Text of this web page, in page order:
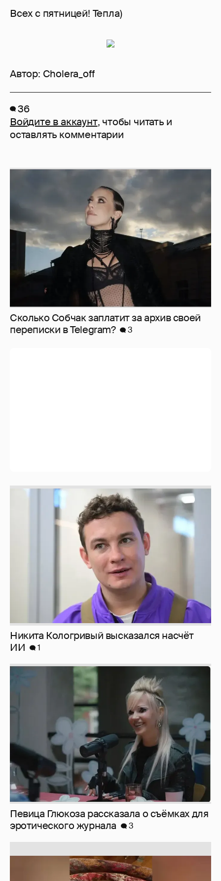
Всех с пятницей! Тепла)
Автор: Cholera_off
36
Войдите в аккаунт, чтобы читать и
оставлять комментарии
Сколько Собчак заплатит за архив своей
перeписки в Telegram?
3
Никита Кологривый высказался насчёт
Певица Глюкоза рассказала о съёмках для
эротического журнала
3
Юлия Высоцкая выложила селфи без